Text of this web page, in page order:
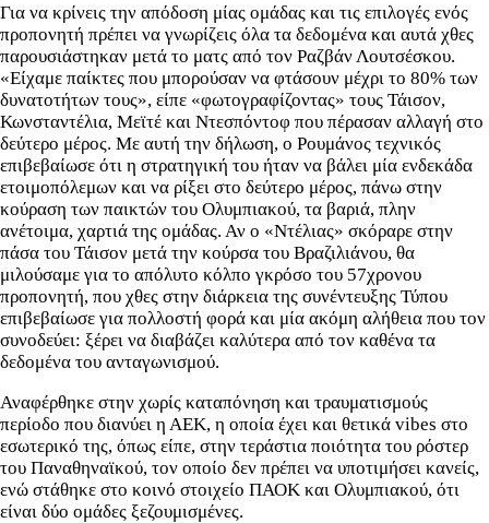
Για να κρίνεις την απόδοση μίας ομάδας και τις επιλογές ενός
προπονητή πρέπει να γνωρίζεις όλα τα δεδομένα και αυτά χθες
παρουσιάστηκαν μετά το ματς από τον Ραζβάν Λουτσέσκου.
«Είχαμε παίκτες που μπορούσαν να φτάσουν μέχρι το 80% των
δυνατοτήτων τους», είπε «φωτογραφίζοντας» τους Τάισον,
Κωνσταντέλια, Μεϊτέ και Ντεσπόντοφ που πέρασαν αλλαγή στο
δεύτερο μέρος. Με αυτή την δήλωση, ο Ρουμάνος τεχνικός
επιβεβαίωσε ότι η στρατηγική του ήταν να βάλει μία ενδεκάδα
ετοιμοπόλεμων και να ρίξει στο δεύτερο μέρος, πάνω στην
κούραση των παικτών του Ολυμπιακού, τα βαριά, πλην
ανέτοιμα, χαρτιά της ομάδας. Αν ο «Ντέλιας» σκόραρε στην
πάσα του Τάισον μετά την κούρσα του Βραζιλιάνου, θα
μιλούσαμε για το απόλυτο κόλπο γκρόσο του 57χρονου
προπονητή, που χθες στην διάρκεια της συνέντευξης Τύπου
επιβεβαίωσε για πολλοστή φορά και μία ακόμη αλήθεια που τον
συνοδεύει: ξέρει να διαβάζει καλύτερα από τον καθένα τα
δεδομένα του ανταγωνισμού.
Αναφέρθηκε στην χωρίς καταπόνηση και τραυματισμούς
περίοδο που διανύει η ΑΕΚ, η οποία έχει και θετικά vibes στο
εσωτερικό της, όπως είπε, στην τεράστια ποιότητα του ρόστερ
του Παναθηναϊκού, τον οποίο δεν πρέπει να υποτιμήσει κανείς,
ενώ στάθηκε στο κοινό στοιχείο ΠΑΟΚ και Ολυμπιακού, ότι
είναι δύο ομάδες ξεζουμισμένες.